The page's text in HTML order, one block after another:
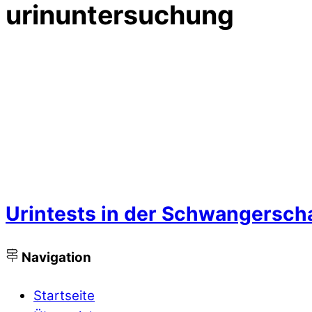
urinuntersuchung
Urintests in der
Navigation
Startseite